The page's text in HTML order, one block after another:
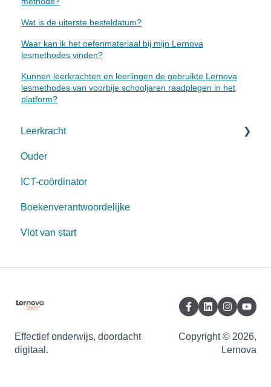
Wat is de uiterste besteldatum?
Waar kan ik het oefenmateriaal bij mijn Lernova
lesmethodes vinden?
Kunnen leerkrachten en leerlingen de gebruikte Lernova
lesmethodes van voorbije schooljaren raadplegen in het
platform?
Leerkracht
Start schooljaar
Aanmelden
Opbouw
Lesgeven met Lernova
Voorleessoftware
Archief
Ouder
ICT-coördinator
Boekenverantwoordelijke
Vlot van start
Effectief onderwijs, doordacht
digitaal.
Copyright © 2026,
Lernova